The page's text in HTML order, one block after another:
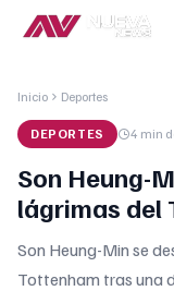
Inicio Deportes
DEPORTES 4 min
Son Heung-
lágrimas del
Son Heung-Min se
Tottenham tras una